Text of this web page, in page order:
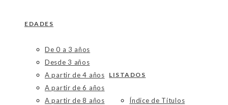
EDADES
De 0 a 3 años
Desde 3 años
A partir de 4 años
A partir de 6 años
A partir de 8 años
LISTADOS
Índice de Títulos